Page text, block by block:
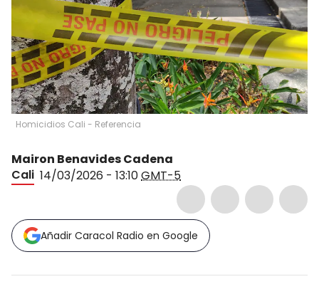
Homicidios Cali - Referencia
Mairon Benavides Cadena
Cali 14/03/2026 - 13:10GMT-5
Añadir Caracol Radio en Google